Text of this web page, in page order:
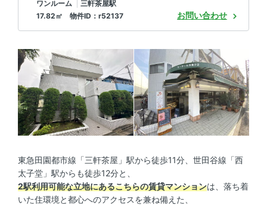
ワンルーム
三軒茶屋駅
17.82㎡ 物件ID：r52137
お問い合わせ
東急田園都市線「三軒茶屋」駅から徒歩11分、世田谷線「西
太子堂」駅からも徒歩12分と、
2駅利用可能な立地にあるこちらの賃貸マンションは、落ち着
いた住環境と都心へのアクセスを兼ね備えた、